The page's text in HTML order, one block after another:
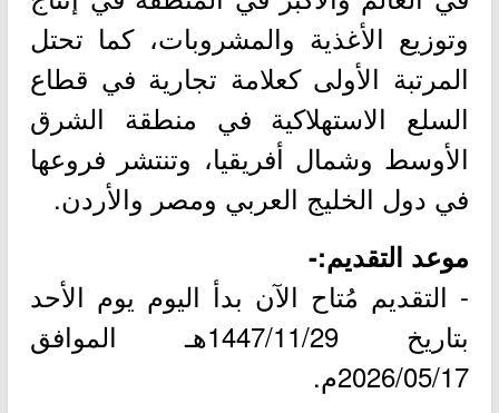
وتوزيع الأغذية والمشروبات، كما تحتل
المرتبة الأولى كعلامة تجارية في قطاع
السلع الاستهلاكية في منطقة الشرق
الأوسط وشمال أفريقيا، وتنتشر فروعها
في دول الخليج العربي ومصر والأردن.
موعد التقديم:-
- التقديم مُتاح الآن بدأ اليوم يوم الأحد
بتاريخ 1447/11/29هـ الموافق
2026/05/17م.